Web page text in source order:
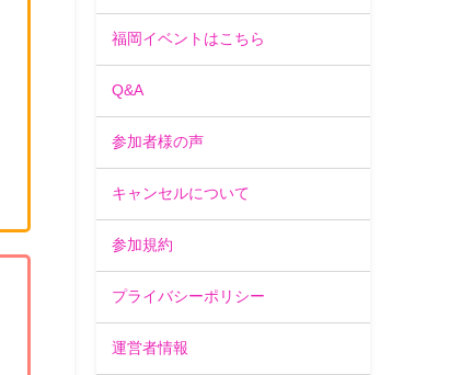
福岡イベントはこちら
Q&A
参加者様の声
キャンセルについて
参加規約
プライバシーポリシー
運営者情報